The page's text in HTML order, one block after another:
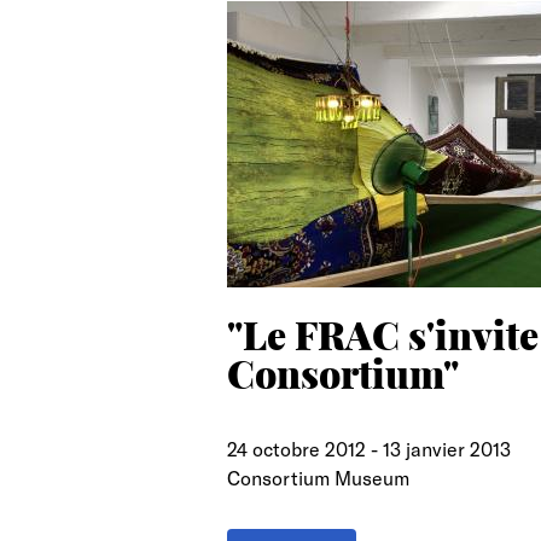
"Le FRAC
Consortium"
24 octobre 2012 - 13 janvier 2013
Consortium Museum